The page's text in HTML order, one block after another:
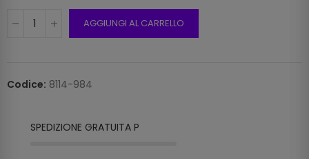
AGGIUNGI AL CARRELLO
Codice: 8114-984
SPEDI